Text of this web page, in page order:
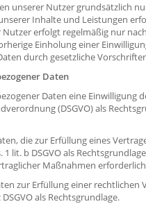
unserer Nutzer grundsätzlich
Inhalte und Leistungen
erfolgt regelmäßig nur
Einholung einer
durch gesetzliche
Daten
Daten eine Einwilligung
(DSGVO) als
die zur Erfüllung eines
lit. b DSGVO als
Maßnahmen
zur Erfüllung einer
als Rechtsgrundlage.